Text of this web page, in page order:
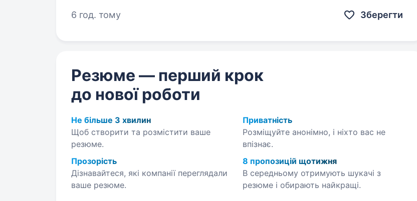
6 год. тому
Зберегти
Резюме — перший крок
до нової роботи
Не більше 3 хвилин
Щоб створити та розмістити ваше
резюме.
Приватність
Розміщуйте анонімно, і ніхто вас не
впізнає.
Прозорість
Дізнавайтеся, які компанії переглядали
ваше резюме.
8 пропозицій щотижня
В середньому отримують шукачі з
резюме і обирають найкращі.